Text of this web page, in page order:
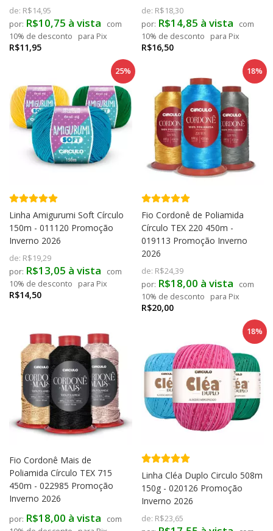
de: R$14,95
R$11,95
R$10,75 à vista
com
10% de desconto
para Pix
de: R$18,30
R$16,50
R$14,85 à vista
com
10% de desconto
para Pix
Linha Amigurumi Soft Círculo
150m - 011120 Promoção
Inverno 2026
de: R$19,29
R$14,50
R$13,05 à vista
com
10% de desconto
para Pix
25%
Fio Cordonê de Poliamida
Círculo TEX 220 450m -
019113 Promoção Inverno
2026
de: R$24,39
R$20,00
R$18,00 à vista
com
10% de desconto
para Pix
18%
Fio Cordonê Mais de
Poliamida Círculo TEX 715
450m - 022985 Promoção
Inverno 2026
R$18,00 à vista
com
Linha Cléa Duplo Circulo 508m
150g - 020126 Promoção
Inverno 2026
de: R$23,65
18%